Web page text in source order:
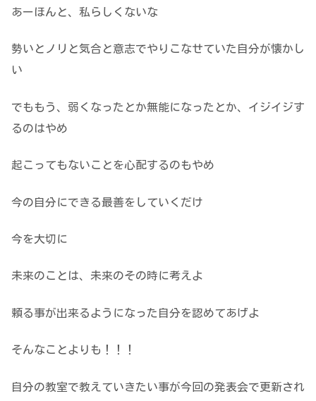
あーほんと、私らしくないな
勢いとノリと気合と意志でやりこなせていた自分が懐かし
い
でももう、弱くなったとか無能になったとか、イジイジす
るのはやめ
起こってもないことを心配するのもやめ
今の自分にできる最善をしていくだけ
今を大切に
未来のことは、未来のその時に考えよ
頼る事が出来るようになった自分を認めてあげよ
そんなことよりも！！！
自分の教室で教えていきたい事が今回の発表会で更新され